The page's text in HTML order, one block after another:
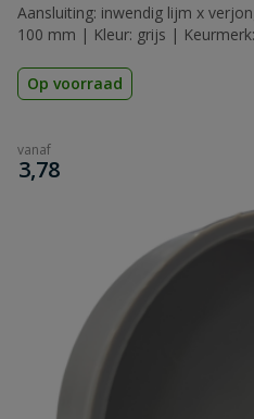
Aansluiting: inwendig lijm x
100 mm | Kleur: grijs |
Op voorraad
vanaf
€
3,78